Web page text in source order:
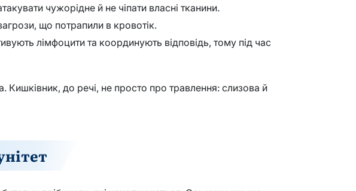
чужорідне й не чіпати власні тканини.
що потрапили в кровотік.
лімфоцити та координують відповідь, тому під час
Кишківник, до речі, не просто про травлення: слизова й